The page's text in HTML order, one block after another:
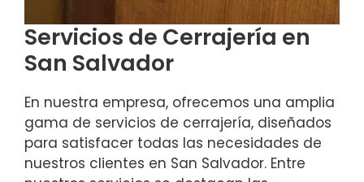
Servicios de Cerrajería en
San Salvador
En nuestra empresa, ofrecemos una amplia
gama de servicios de cerrajería, diseñados
para satisfacer todas las necesidades de
nuestros clientes en San Salvador. Entre